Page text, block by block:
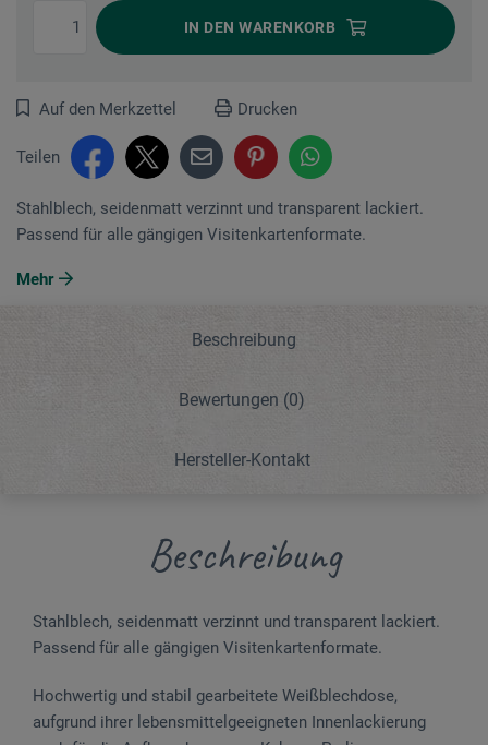
IN DEN WARENKORB
Auf den Merkzettel Drucken
Teilen
Stahlblech, seidenmatt verzinnt und transparent lackiert.
Passend für alle gängigen Visitenkartenformate.
Mehr
Beschreibung
Bewertungen (0)
Hersteller-Kontakt
Beschreibung
Stahlblech, seidenmatt verzinnt und transparent lackiert.
Passend für alle gängigen Visitenkartenformate.
Hochwertig und stabil gearbeitete Weißblechdose,
aufgrund ihrer lebensmittelgeeigneten Innenlackierung